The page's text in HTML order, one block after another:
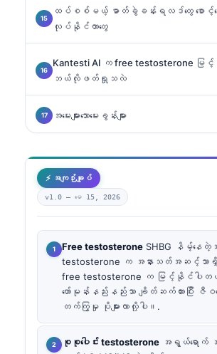
ထပ်စစ်မယ့် ဓာတ်ခွဲခန်းရလဒ်တွေ စောင့်
လုပ်နိုင်တာတွေ
Kantesti AI က free testosterone မ
ဘယ်လိုဖတ်ရှုသလဲ
အမေးများသောမေးခွန်းများ
⚡ အကျဉ်းချုပ်
v1.0 — မေ 15, 2026
Free testosterone SHBG နိမ့်နေတဲ့အ
testosterone က အနားသတ်အဆင့်သာရှိန
free testosterone က မြင့်နိုင်ပါတယ်
ဟော်မုန်းနည်းနည်းသာ ချိတ်ဆက်ထားပြီး
တက်ကြွမှု ပိုများလာလို့ပါ။.
စုစုပေါင်း testosterone အရွယ်ရောက် အမ